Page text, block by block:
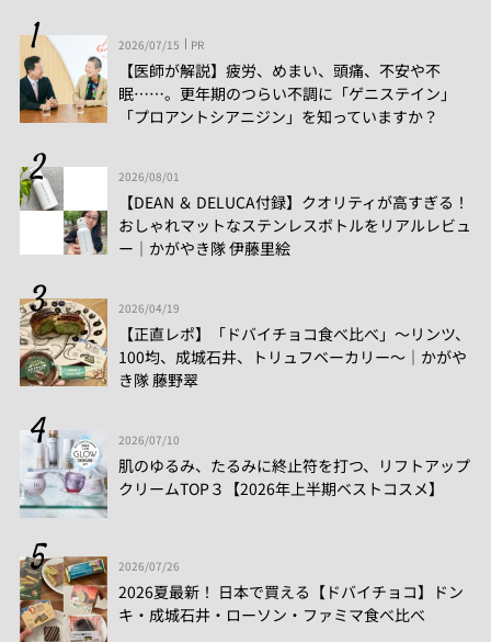
2026/07/15 PR
【医師が解説】疲労、めまい、頭痛、不安や不
眠……。更年期のつらい不調に「ゲニステイン」
「プロアントシアニジン」を知っていますか？
2026/08/01
【DEAN ＆ DELUCA付録】クオリティが高すぎる！
おしゃれマットなステンレスボトルをリアルレビュ
ー│かがやき隊 伊藤里絵
2026/04/19
【正直レポ】「ドバイチョコ食べ比べ」～リンツ、
100均、成城石井、トリュフベーカリー～｜かがや
き隊 藤野翠
2026/07/10
肌のゆるみ、たるみに終止符を打つ、リフトアップ
クリームTOP３【2026年上半期ベストコスメ】
2026/07/26
2026夏最新！ 日本で買える【ドバイチョコ】ドン
キ・成城石井・ローソン・ファミマ食べ比べ